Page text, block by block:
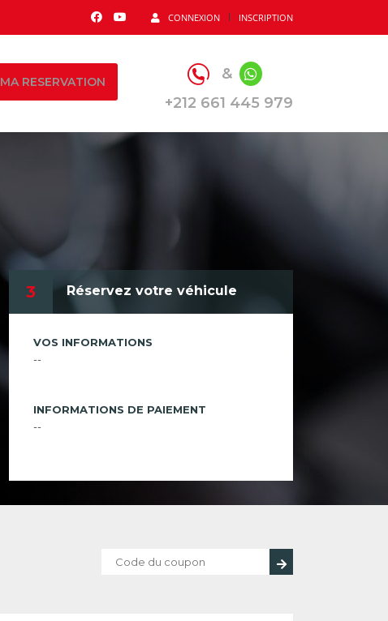
CONNEXION INSCRIPTION
&
+212 661 445 979
MA RESERVATION
3 Réservez votre véhicule
VOS INFORMATIONS
--
INFORMATIONS DE PAIEMENT
--